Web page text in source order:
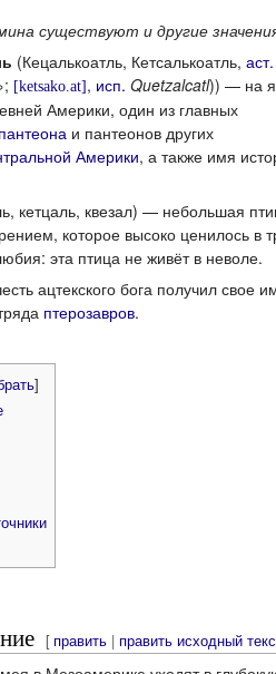
существуют и другие
(Кецалькоатль, Кетсалькоатль, аст.
[ketsako.at], исп. Quetzalcatl)) — на
Америки, один из главных
пантеона и пантеонов других
Америки, а также имя
кетцаль, квезал) — небольшая
которое высоко ценилось в
эта птица не живёт в неволе.
ацтекского бога получил свое
птерозавров.
]
[править | править исходный